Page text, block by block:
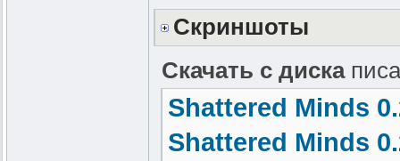
Скриншоты
Скачать с диска
Shattered Minds
Shattered Minds